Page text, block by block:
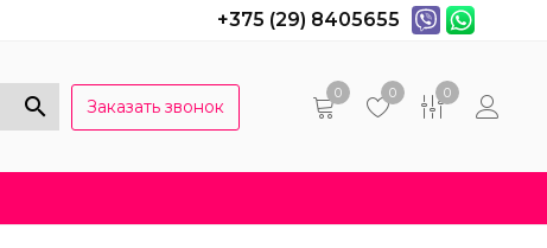
+375 (29) 8405655
Заказать звонок
0 0 0